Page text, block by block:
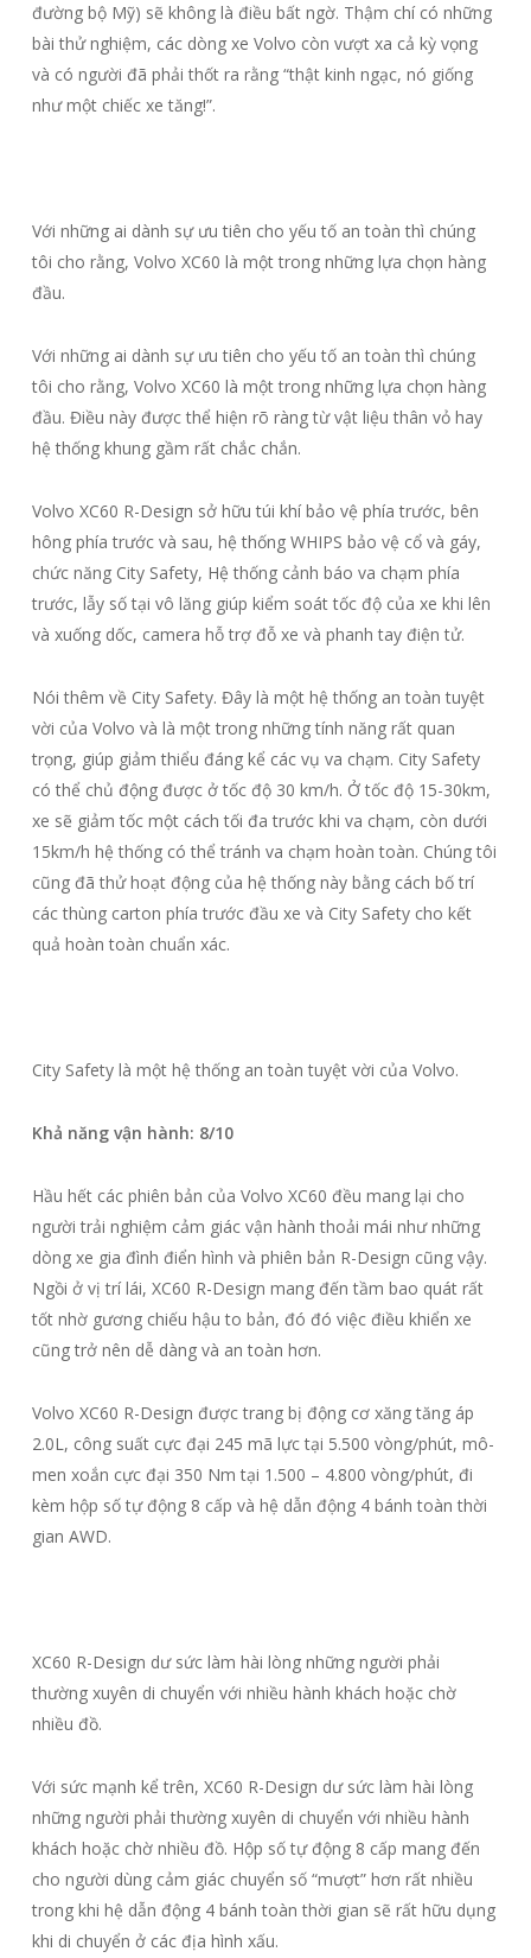
đường bộ Mỹ) sẽ không là điều bất ngờ. Thậm chí có những
bài thử nghiệm, các dòng xe Volvo còn vượt xa cả kỳ vọng
và có người đã phải thốt ra rằng “thật kinh ngạc, nó giống
như một chiếc xe tăng!”.
Với những ai dành sự ưu tiên cho yếu tố an toàn thì chúng
tôi cho rằng, Volvo XC60 là một trong những lựa chọn hàng
đầu.
Với những ai dành sự ưu tiên cho yếu tố an toàn thì chúng
tôi cho rằng, Volvo XC60 là một trong những lựa chọn hàng
đầu. Điều này được thể hiện rõ ràng từ vật liệu thân vỏ hay
hệ thống khung gầm rất chắc chắn.
Volvo XC60 R-Design sở hữu túi khí bảo vệ phía trước, bên
hông phía trước và sau, hệ thống WHIPS bảo vệ cổ và gáy,
chức năng City Safety, Hệ thống cảnh báo va chạm phía
trước, lẫy số tại vô lăng giúp kiểm soát tốc độ của xe khi lên
và xuống dốc, camera hỗ trợ đỗ xe và phanh tay điện tử.
Nói thêm về City Safety. Đây là một hệ thống an toàn tuyệt
vời của Volvo và là một trong những tính năng rất quan
trọng, giúp giảm thiểu đáng kể các vụ va chạm. City Safety
có thể chủ động được ở tốc độ 30 km/h. Ở tốc độ 15-30km,
xe sẽ giảm tốc một cách tối đa trước khi va chạm, còn dưới
15km/h hệ thống có thể tránh va chạm hoàn toàn. Chúng tôi
cũng đã thử hoạt động của hệ thống này bằng cách bố trí
các thùng carton phía trước đầu xe và City Safety cho kết
quả hoàn toàn chuẩn xác.
City Safety là một hệ thống an toàn tuyệt vời của Volvo.
Khả năng vận hành: 8/10
Hầu hết các phiên bản của Volvo XC60 đều mang lại cho
người trải nghiệm cảm giác vận hành thoải mái như những
dòng xe gia đình điển hình và phiên bản R-Design cũng vậy.
Ngồi ở vị trí lái, XC60 R-Design mang đến tầm bao quát rất
tốt nhờ gương chiếu hậu to bản, đó đó việc điều khiển xe
cũng trở nên dễ dàng và an toàn hơn.
Volvo XC60 R-Design được trang bị động cơ xăng tăng áp
2.0L, công suất cực đại 245 mã lực tại 5.500 vòng/phút, mô-
men xoắn cực đại 350 Nm tại 1.500 – 4.800 vòng/phút, đi
kèm hộp số tự động 8 cấp và hệ dẫn động 4 bánh toàn thời
gian AWD.
XC60 R-Design dư sức làm hài lòng những người phải
thường xuyên di chuyển với nhiều hành khách hoặc chờ
nhiều đồ.
Với sức mạnh kể trên, XC60 R-Design dư sức làm hài lòng
những người phải thường xuyên di chuyển với nhiều hành
khách hoặc chờ nhiều đồ. Hộp số tự động 8 cấp mang đến
cho người dùng cảm giác chuyển số “mượt” hơn rất nhiều
trong khi hệ dẫn động 4 bánh toàn thời gian sẽ rất hữu dụng
khi di chuyển ở các địa hình xấu.